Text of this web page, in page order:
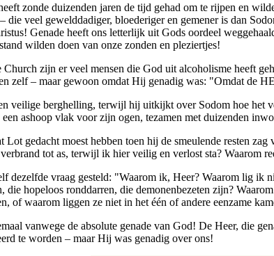
zonde duizenden jaren de tijd gehad om te rijpen en
die veel gewelddadiger, bloederiger en gemener is dan
Genade heeft ons letterlijk uit Gods oordeel
wilden doen van onze zonden en pleziertjes!
Church zijn er veel mensen die God uit alcoholisme heeft
zelf – maar gewoon omdat Hij genadig was: "Omdat de
veilige berghelling, terwijl hij uitkijkt over Sodom hoe het
ashoop vlak voor zijn ogen, tezamen met duizenden
Lot gedacht moest hebben toen hij de smeulende resten
tot as, terwijl ik hier veilig en verlost sta? Waarom
dezelfde vraag gesteld: "Waarom ik, Heer? Waarom lig ik
die hopeloos ronddarren, die demonenbezeten zijn?
of waarom liggen ze niet in het één of andere eenzame
vanwege de absolute genade van God! De Heer, die
te worden – maar Hij was genadig over ons!